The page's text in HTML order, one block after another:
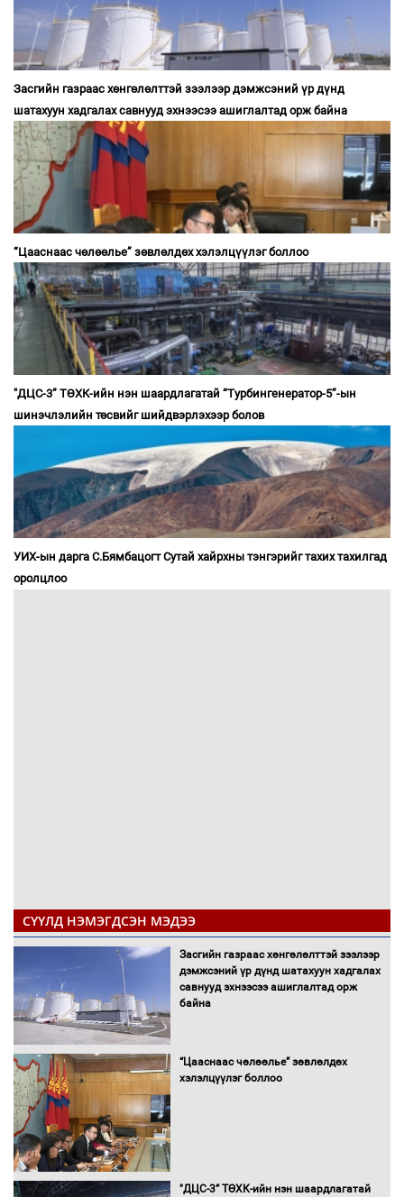
Засгийн газраас хөнгөлөлттэй зээлээр дэмжсэний үр дүнд
шатахуун хадгалах савнууд эхнээсээ ашиглалтад орж байна
“Цааснаас чөлөөлье” зөвлөлдөх хэлэлцүүлэг боллоо
"ДЦС-3” ТӨХК-ийн нэн шаардлагатай “Турбингенератор-5”-ын
шинэчлэлийн төсвийг шийдвэрлэхээр болов
УИХ-ын дарга С.Бямбацогт Сутай хайрхны тэнгэрийг тахих тахилгад
оролцлоо
СҮҮЛД НЭМЭГДСЭН МЭДЭЭ
Засгийн газраас хөнгөлөлттэй зээлээр
дэмжсэний үр дүнд шатахуун хадгалах
савнууд эхнээсээ ашиглалтад орж
байна
“Цааснаас чөлөөлье” зөвлөлдөх
хэлэлцүүлэг боллоо
"ДЦС-3” ТӨХК-ийн нэн шаардлагатай